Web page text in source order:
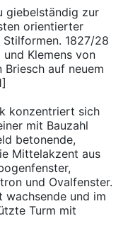
giebelständig zur
orientierter
1827/28
Klemens von
auf neuem
konzentriert sich
mit Bauzahl
betonende,
Mittelakzent aus
und Ovalfenster.
wachsende und im
Turm mit